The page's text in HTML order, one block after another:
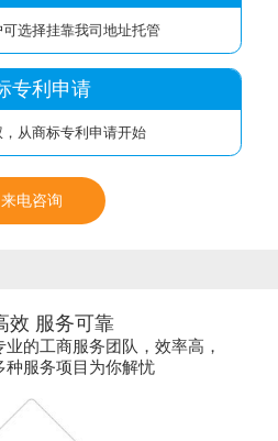
选择挂靠我司地址托管
专利申请
从商标专利申请开始
来电咨询
效 服务可靠
的工商服务团队，效率高，
种服务项目为你解忧